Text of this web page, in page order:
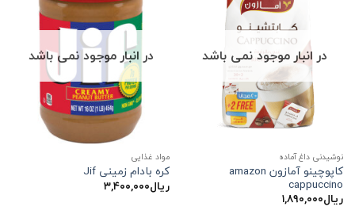
در انبار موجود نمی باشد
نوشیدنی داغ آماده
کاپوچینو آمازون amazon
cappuccino
ریال۱,۸۹۰,۰۰۰
در انبار موجود نمی باشد
مواد غذایی
کره بادام زمینی Jif
ریال۳,۴۰۰,۰۰۰